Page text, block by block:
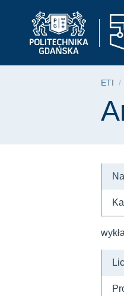
głównego
wyszukiwarki
ETI